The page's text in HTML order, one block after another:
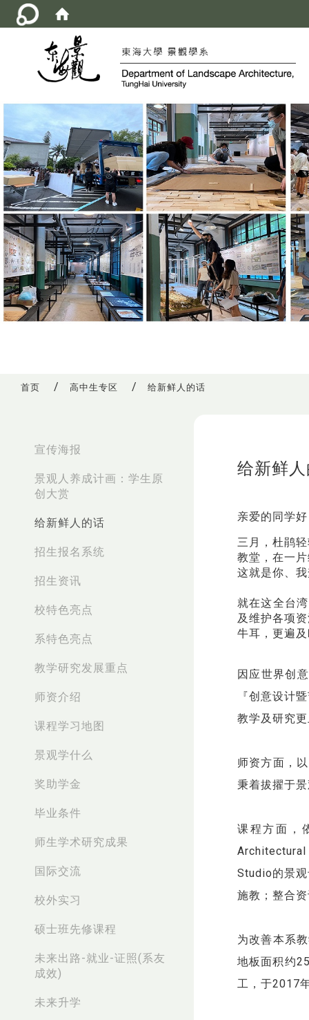
首页 高中生专区 给新鲜人的话
宣传海报
景观人养成计画：学生原
创大赏
给新鲜人的话
招生报名系统
招生资讯
校特色亮点
系特色亮点
教学研究发展重点
师资介绍
课程学习地图
景观学什么
奖助学金
毕业条件
师生学术研究成果
国际交流
校外实习
硕士班先修课程
未来出路-就业-证照(系友
成效)
未来升学
给新鲜
亲爱的同学
三月，杜鹃
教堂，在一
这就是你、
就在这全台
及维护各项
牛耳，更遍
因应世界创
『创意设计
教学及研究
师资方面，
秉着拔擢于
课程方面，
Architectural
Studio的景
施教；整合
为改善本系
地板面积约
工，于2017